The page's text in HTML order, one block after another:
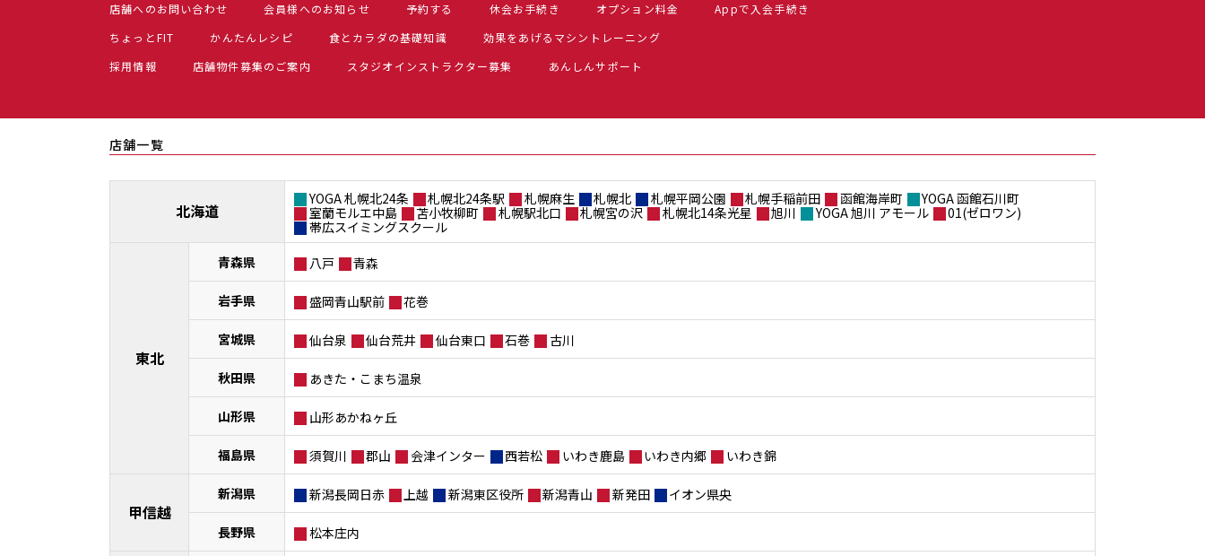
店舗へのお問い合わせ
会員様へのお知らせ 予約する 休会お手続き オプション料金
Appで入会手続き
ちょっとFIT
かんたんレシピ 食とカラダの基礎知識
効果をあげるマシントレーニング
採用情報
店舗物件募集のご案内 スタジオインストラクター募集 あんしんサポート
店舗一覧
北海道
YOGA 札幌北24条 札幌北24条駅 札幌麻生 札幌北 札幌平岡公園 札幌手稲前田 函館海岸町
YOGA 函館石川町
室蘭モルエ中島
苫小牧柳町 札幌駅北口 札幌宮の沢 札幌北14条光星 旭川 YOGA 旭川 アモール
01(ゼロワン)
帯広スイミングスクール
東北
青森県 八戸 青森
岩手県 盛岡青山駅前 花巻
宮城県 仙台泉 仙台荒井 仙台東口 石巻 古川
秋田県 あきた・こまち温泉
山形県 山形あかねヶ丘
福島県 須賀川 郡山 会津インター 西若松 いわき鹿島 いわき内郷 いわき錦
甲信越
新潟県 新潟長岡日赤 上越 新潟東区役所 新潟青山 新発田 イオン県央
長野県 松本庄内